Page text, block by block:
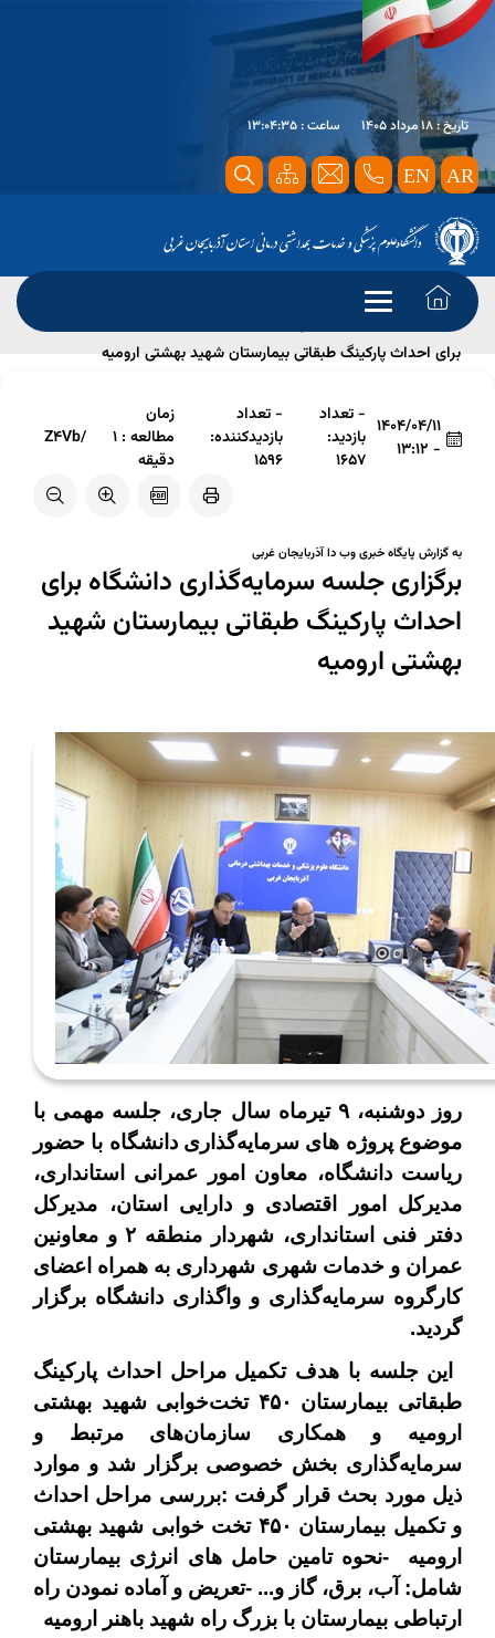
تاریخ : 18 مرداد 1405 ساعت : 13:04:35
AR
EN
صفحه اصلی
برای احداث پارکینگ طبقاتی بیمارستان شهید بهشتی ارومیه
1404/04/11
- 13:12
- تعداد
بازدید:
1657
- تعداد
بازدیدکننده:
1596
زمان
مطالعه : 1
دقیقه
/Z4Vb
به گزارش پایگاه خبری وب دا آذربایجان غربی
برگزاری جلسه سرمایه‌گذاری دانشگاه برای
احداث پارکینگ طبقاتی بیمارستان شهید
بهشتی ارومیه
روز دوشنبه،۹ تیرماه سال جاری، جلسه مهمی با
موضوع پروژه های سرمایه‌گذاری دانشگاه با حضور
ریاست دانشگاه، معاون امور عمرانی استانداری،
مدیرکل امور اقتصادی و دارایی استان، مدیرکل
دفتر فنی استانداری، شهردار منطقه ۲و معاونین
عمران و خدمات شهری شهرداری به همراه اعضای
کارگروه سرمایه‌گذاری و واگذاری دانشگاه برگزار
گردید.
این جلسه با هدف تکمیل مراحل احداث پارکینگ
طبقاتی بیمارستان ۴۵۰ تخت‌خوابی شهید بهشتی
ارومیه و همکاری سازمان‌های مرتبط و
سرمایه‌گذاری بخش خصوصی برگزار شد و موارد
ذیل مورد بحث قرار گرفت :بررسی مراحل احداث
و تکمیل بیمارستان ۴۵۰ تخت خوابی شهید بهشتی
ارومیه
-نحوه تامین حامل های انرژی بیمارستان
شامل: آب، برق، گاز و... -تعریض و آماده نمودن راه
ارتباطی بیمارستان با بزرگ راه شهید باهنر ارومیه